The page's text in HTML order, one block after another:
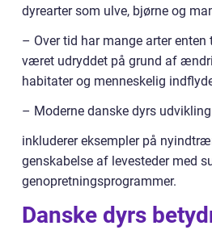
dyrearter som ulve, bjørne og
– Over tid har mange arter
været udryddet på grund af
habitater og menneskelig
– Moderne danske dyrs udvikling
inkluderer eksempler på
genskabelse af levesteder med
genopretningsprogrammer.
Danske dyrs